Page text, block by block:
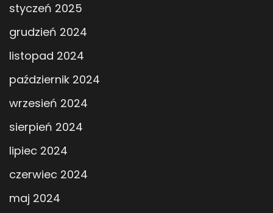
styczeń 2025
grudzień 2024
listopad 2024
październik 2024
wrzesień 2024
sierpień 2024
lipiec 2024
czerwiec 2024
maj 2024